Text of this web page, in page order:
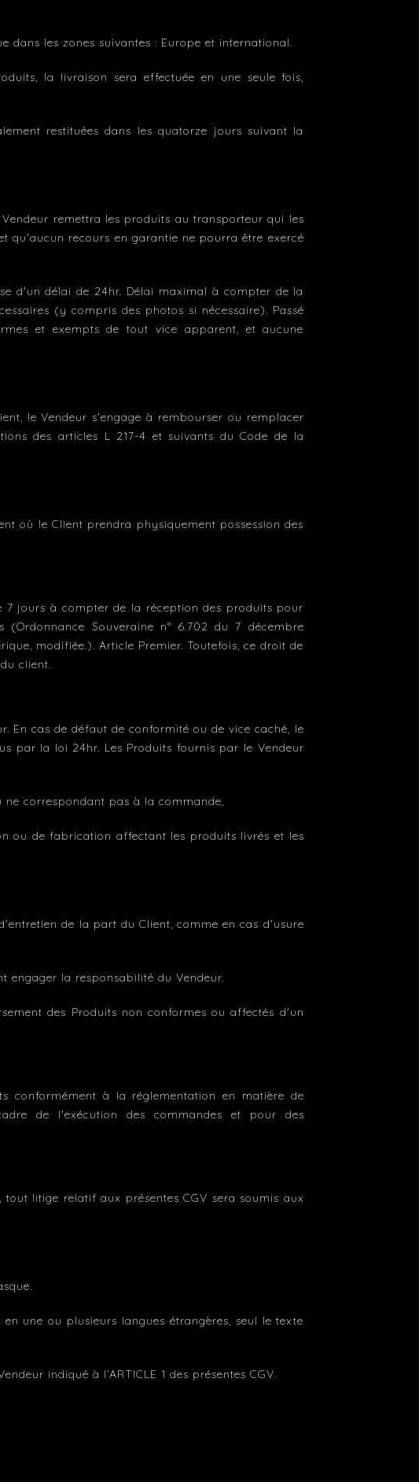
dans les zones suivantes : Europe et international.
la livraison sera effectuée en une seule fois,
restituées dans les quatorze jours suivant la
remettra les produits au transporteur qui les
qu'aucun recours en garantie ne pourra être exercé
d'un délai de 24hr. Délai maximal à compter de la
(y compris des photos si nécessaire). Passé
et exempts de tout vice apparent, et aucune
le Vendeur s'engage à rembourser ou remplacer
des articles L 217-4 et suivants du Code de la
où le Client prendra physiquement possession des
jours à compter de la réception des produits pour
Souveraine n° 6.702 du 7 décembre
modifiée.). Article Premier. Toutefois, ce droit de
client.
En cas de défaut de conformité ou de vice caché, le
par la loi 24hr. Les Produits fournis par le Vendeur
correspondant pas à la commande,
ou de fabrication affectant les produits livrés et les
de la part du Client, comme en cas d'usure
engager la responsabilité du Vendeur.
des Produits non conformes ou affectés d'un
conformément à la réglementation en matière de
de l'exécution des commandes et pour des
litige relatif aux présentes CGV sera soumis aux
une ou plusieurs langues étrangères, seul le texte
indiqué à l’ARTICLE 1 des présentes CGV.